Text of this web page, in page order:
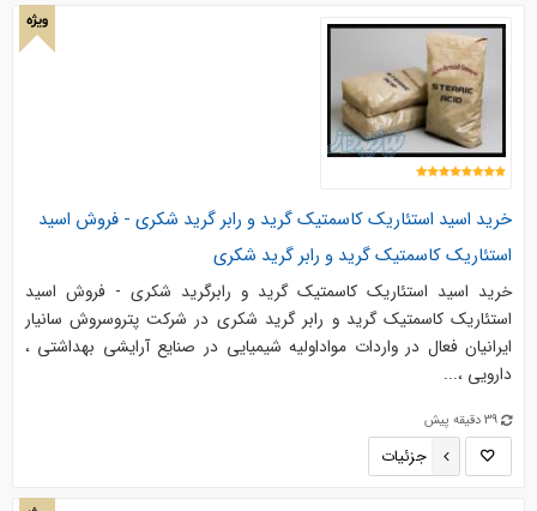
ویژه
خرید اسید استئاریک کاسمتیک گرید و رابر گرید شکری - فروش اسید
استئاریک کاسمتیک گرید و رابر گرید شکری
خرید اسید استئاریک کاسمتیک گرید و رابرگرید شکری - فروش اسید
استئاریک کاسمتیک گرید و رابر گرید شکری در شرکت پتروسروش سانیار
ایرانیان فعال در واردات مواداولیه شیمیایی در صنایع آرایشی بهداشتی ،
دارویی ،...
39 دقیقه پیش
جزئیات